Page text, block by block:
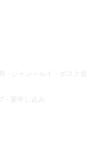
- ジャン＝ルイ・ボスク音
- 要申し込み